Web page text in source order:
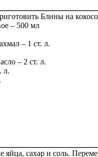
Блины на
– 500 мл
– 1 ст. л.
– 2 ст. л.
л.
яйца, сахар и соль.